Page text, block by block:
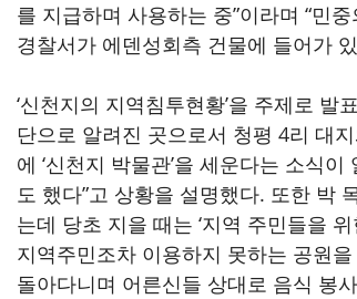
를 지급하며 사용하는 중”이라며 “민
경찰서가 에덴성회측 건물에 들어가
‘신천지의 지역침투현황’을 주제로
단으로 알려진 곳으로서 청평 4리 대
에 ‘신천지 박물관’을 세운다는 소식
도 했다”고 상황을 설명했다. 또한 박
는데 당초 지을 때는 ‘지역 주민들을
지역주민조차 이용하지 못하는 공원
돌아다니며 어른신들 상대로 음식 봉